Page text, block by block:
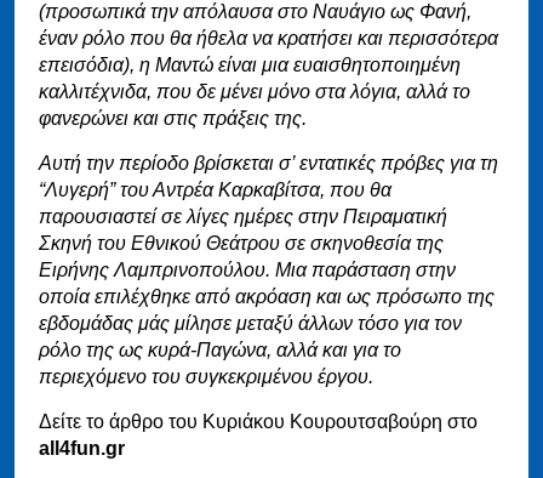
(προσωπικά την απόλαυσα στο Ναυάγιο ως Φανή,
έναν ρόλο που θα ήθελα να κρατήσει και περισσότερα
επεισόδια), η Μαντώ είναι μια ευαισθητοποιημένη
καλλιτέχνιδα, που δε μένει μόνο στα λόγια, αλλά το
φανερώνει και στις πράξεις της.
Αυτή την περίοδο βρίσκεται σ’ εντατικές πρόβες για τη
“Λυγερή” του Αντρέα Καρκαβίτσα, που θα
παρουσιαστεί σε λίγες ημέρες στην Πειραματική
Σκηνή του Εθνικού Θεάτρου σε σκηνοθεσία της
Ειρήνης Λαμπρινοπούλου. Μια παράσταση στην
οποία επιλέχθηκε από ακρόαση και ως πρόσωπο της
εβδομάδας μάς μίλησε μεταξύ άλλων τόσο για τον
ρόλο της ως κυρά-Παγώνα, αλλά και για το
περιεχόμενο του συγκεκριμένου έργου.
Δείτε το άρθρο του Κυριάκου Κουρουτσαβούρη στο
all4fun.gr